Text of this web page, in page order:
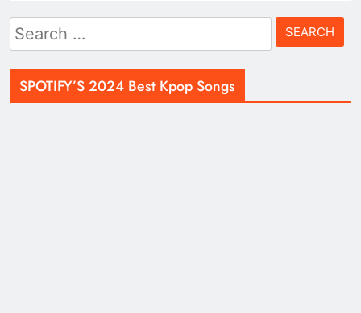
Search
for:
SPOTIFY’S 2024 Best Kpop Songs